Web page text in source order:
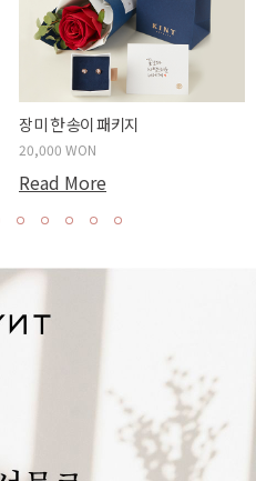
20,000 WON
Read More